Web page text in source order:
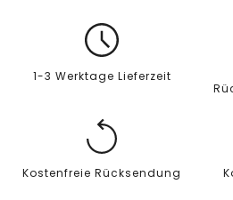
1-3 Werktage Lieferzeit
Kostenfreie Rücksendung